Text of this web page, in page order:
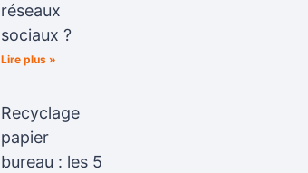
réseaux
sociaux ?
Lire plus »
Recyclage
papier
bureau : les 5